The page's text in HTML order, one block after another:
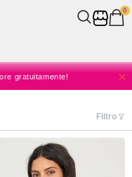
0
DA 60€
gratuitamente!
DA 60€
IN STORE
Filtro